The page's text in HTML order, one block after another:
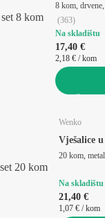
set 8 kom
8 kom,
(363)
Na skladištu
17,40 €
2,18 € / kom
set 20 kom
Wenko
Vješalice u
20 kom,
Na skladištu
21,40 €
1,07 € / kom